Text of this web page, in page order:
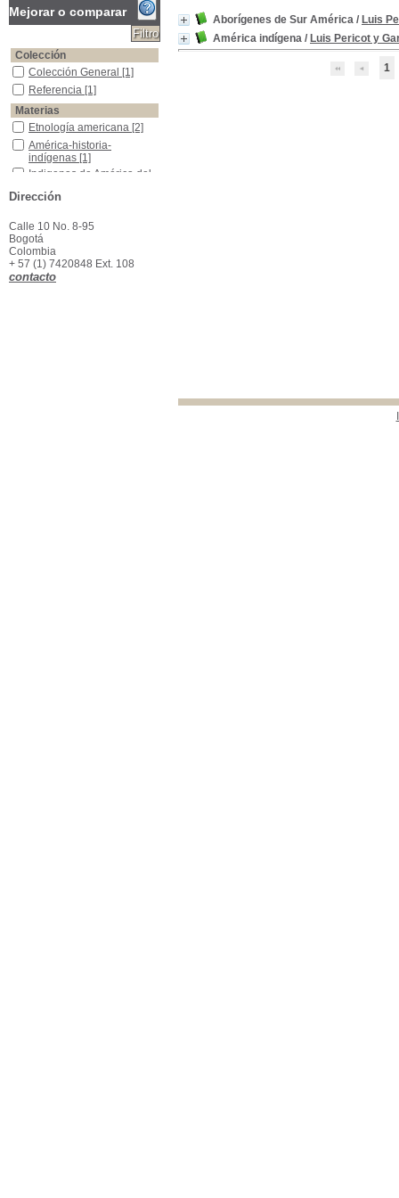
Aborígenes de Sur América / Luis
América indígena / Luis Pericot y
1
Mejorar o comparar
Colección
Colección General
Colección General [1]
Referencia
Referencia [1]
Materias
Etnología americana
Etnología americana [2]
América-historia- indígenas
América-historia-
indígenas [1]
Indigenas de América del Sur
Indigenas de América del
Indios de América-historia
Indios de América-historia
Origen del Indígena Americano
Origen del Indígena
Americano
Dirección
Calle 10 No. 8-95
Bogotá
Colombia
+ 57 (1) 7420848 Ext. 108
contacto